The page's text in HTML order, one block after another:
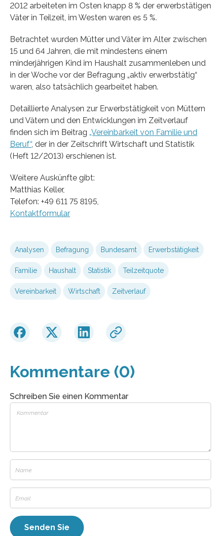
2012 arbeiteten im Osten knapp 8 % der erwerbstätigen
Väter in Teilzeit, im Westen waren es 5 %.
Betrachtet wurden Mütter und Väter im Alter zwischen
15 und 64 Jahren, die mit mindestens einem
minderjährigen Kind im Haushalt zusammenleben und
in der Woche vor der Befragung „aktiv erwerbstätig“
waren, also tatsächlich gearbeitet haben.
Detaillierte Analysen zur Erwerbstätigkeit von Müttern
und Vätern und den Entwicklungen im Zeitverlauf
finden sich im Beitrag „Vereinbarkeit von Familie und
Beruf“, der in der Zeitschrift Wirtschaft und Statistik
(Heft 12/2013) erschienen ist.
Weitere Auskünfte gibt:
Matthias Keller,
Telefon: +49 611 75 8195,
Kontaktformular
Analysen Befragung Bundesamt Erwerbstätigkeit
Familie Haushalt Statistik Teilzeitquote
Vereinbarkeit Wirtschaft Zeitverlauf
Kommentare (0)
Schreiben Sie einen Kommentar